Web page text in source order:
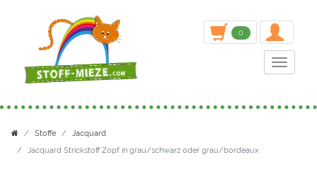
0
Toggle
Stoffe
Jacquard
Jacquard Strickstoff Zopf in grau/schwarz oder grau/bordeaux